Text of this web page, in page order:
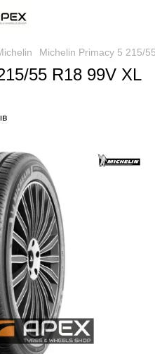
Michelin Primacy 5 215/
55 R18 99V XL